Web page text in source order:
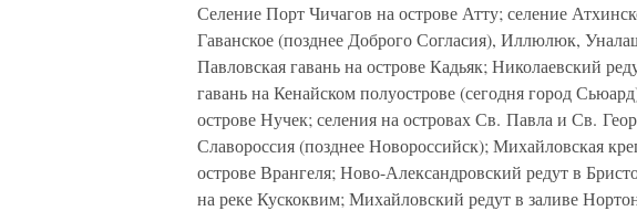
Селение Порт Чичагов на острове Атту; селение
Гаванское (позднее Доброго Согласия), Иллюлюк,
Павловская гавань на острове Кадьяк; Николаевский
гавань на Кенайском полуострове (сегодня город
острове Нучек; селения на островах Св. Павла и Св.
Славороссия (позднее Новороссийск); Михайловская
острове Врангеля; Ново-Александровский редут в
на реке Кускоквим; Михайловский редут в заливе